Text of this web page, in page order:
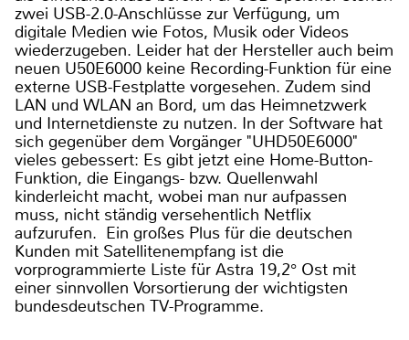
zwei USB-2.0-Anschlüsse zur Verfügung, um
digitale Medien wie Fotos, Musik oder Videos
wiederzugeben. Leider hat der Hersteller auch beim
neuen U50E6000 keine Recording-Funktion für eine
externe USB-Festplatte vorgesehen. Zudem sind
LAN und WLAN an Bord, um das Heimnetzwerk
und Internetdienste zu nutzen. In der Software hat
sich gegenüber dem Vorgänger "UHD50E6000"
vieles gebessert: Es gibt jetzt eine Home-Button-
Funktion, die Eingangs- bzw. Quellenwahl
kinderleicht macht, wobei man nur aufpassen
muss, nicht ständig versehentlich Netflix
aufzurufen. Ein großes Plus für die deutschen
Kunden mit Satellitenempfang ist die
vorprogrammierte Liste für Astra 19,2° Ost mit
einer sinnvollen Vorsortierung der wichtigsten
bundesdeutschen TV-Programme.